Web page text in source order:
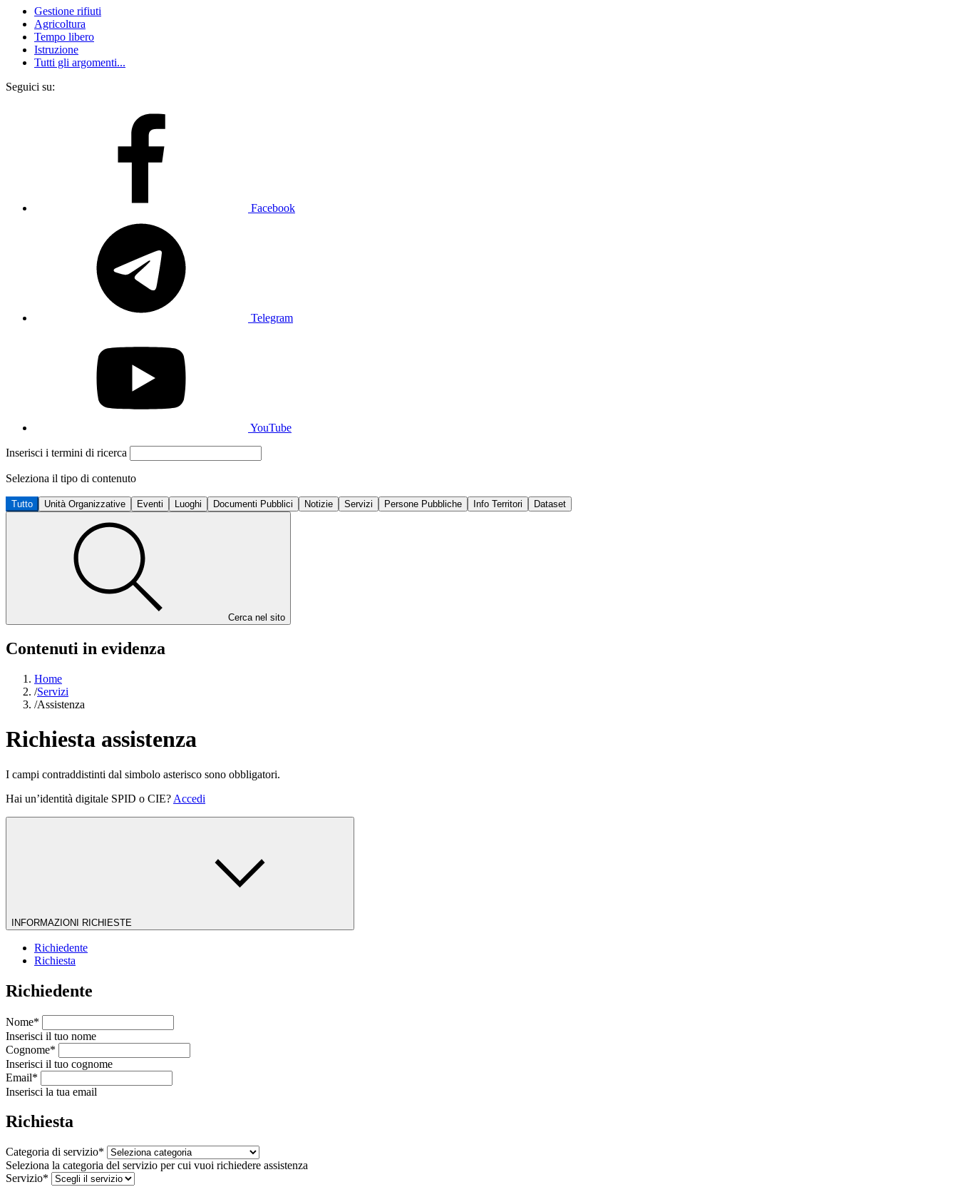
Gestione rifiuti
Agricoltura
Tempo libero
Istruzione
Tutti gli argomenti...
Seguici su:
Facebook
Telegram
YouTube
Inserisci i termini di ricerca
Seleziona il tipo di contenuto
Tutto Unità Organizzative Eventi Luoghi Documenti Pubblici Notizie Servizi Persone Pubbliche Info Territori Dataset
Cerca nel sito
Contenuti in evidenza
Home
/Servizi
/Assistenza
Richiesta assistenza
I campi contraddistinti dal simbolo asterisco sono obbligatori.
Hai un’identità digitale SPID o CIE? Accedi
INFORMAZIONI RICHIESTE
Richiedente
Richiesta
Richiedente
Nome*
Inserisci il tuo nome
Cognome*
Inserisci il tuo cognome
Email*
Inserisci la tua email
Richiesta
Categoria di servizio*
Seleziona la categoria del servizio per cui vuoi richiedere assistenza
Servizio*